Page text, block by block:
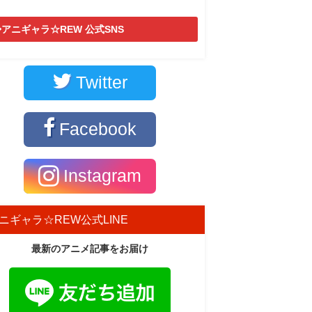
ニギャラ☆REW 公式SNS
Twitter
Facebook
Instagram
ギャラ☆REW公式LINE
最新のアニメ記事をお届け